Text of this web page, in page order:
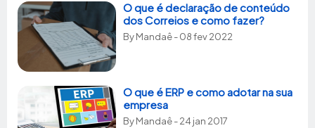
O que é declaração de conteúdo
dos Correios e como fazer?
ByMandaê- 08 fev 2022
O que é ERP e como adotar na sua
empresa
ByMandaê- 24 jan 2017